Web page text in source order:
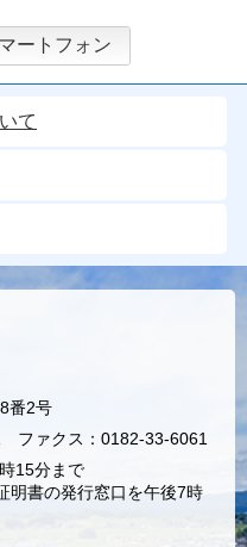
ートフォン
て
番2号
ファクス：0182-33-6061
15分まで
明書の発行窓口を午後7時